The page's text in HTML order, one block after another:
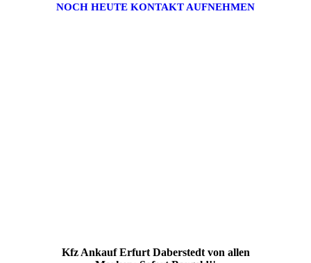
NOCH HEUTE KONTAKT AUFNEHMEN
Kfz Ankauf Erfurt Daberstedt von allen